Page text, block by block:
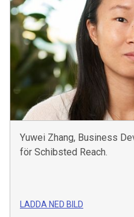
Yuwei Zhang, Business
för Schibsted Reach.
LADDA NED BILD